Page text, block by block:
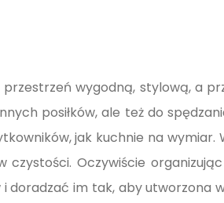
wygodną, stylową, a
posiłków, ale też do
jak kuchnie na
Oczywiście
doradzać im tak, aby utworzona